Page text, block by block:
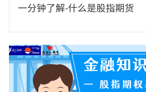
一分钟了解-什么是股指期货